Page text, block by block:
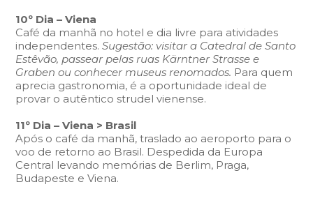
10º Dia – Viena
Café da manhã no hotel e dia livre para atividades
independentes.Sugestão: visitar a Catedral de Santo
Estêvão, passear pelas ruas Kärntner Strasse e
Graben ou conhecer museus renomados. Para quem
aprecia gastronomia, é a oportunidade ideal de
provar o autêntico strudel vienense.
11º Dia – Viena > Brasil
Após o café da manhã, traslado ao aeroporto para o
voo de retorno ao Brasil. Despedida da Europa
Central levando memórias de Berlim, Praga,
Budapeste e Viena.